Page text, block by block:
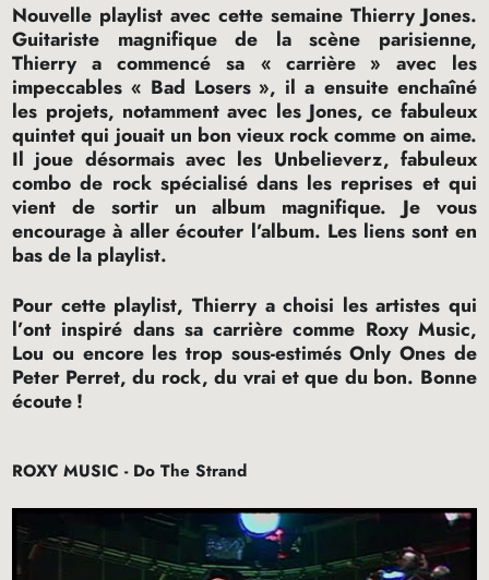
Nouvelle playlist avec cette semaine Thierry Jones.
Guitariste magnifique de la scène parisienne,
Thierry a commencé sa « carrière » avec les
impeccables « Bad Losers », il a ensuite enchaîné
les projets, notamment avec les Jones, ce fabuleux
quintet qui jouait un bon vieux rock comme on aime.
Il joue désormais avec les Unbelieverz, fabuleux
combo de rock spécialisé dans les reprises et qui
vient de sortir un album magnifique. Je vous
encourage à aller écouter l’album. Les liens sont en
bas de la playlist.
Pour cette playlist, Thierry a choisi les artistes qui
l’ont inspiré dans sa carrière comme Roxy Music,
Lou ou encore les trop sous-estimés Only Ones de
Peter Perret, du rock, du vrai et que du bon. Bonne
écoute!
ROXY MUSIC - Do The Strand